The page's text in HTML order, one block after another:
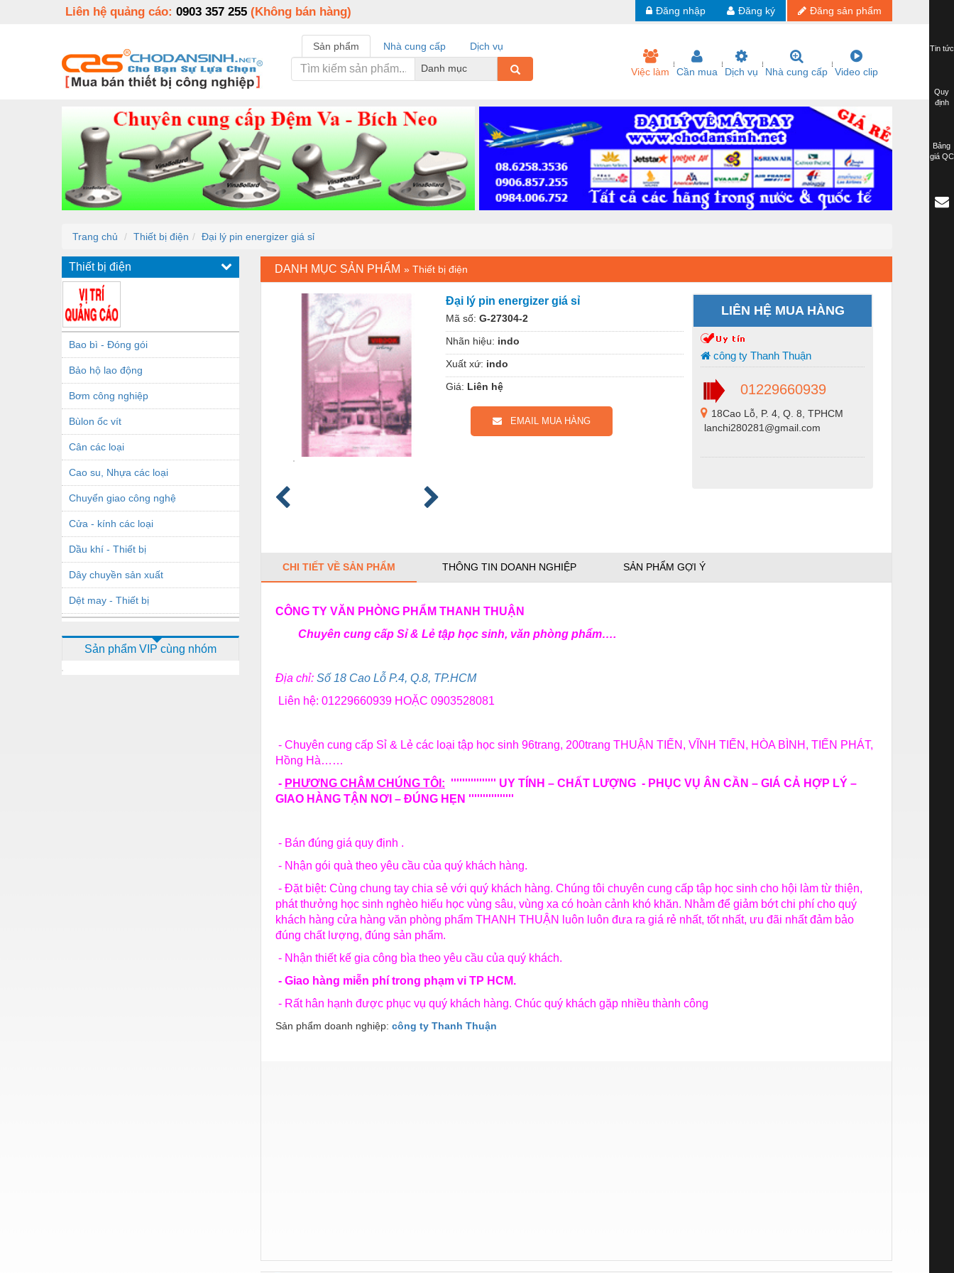
Liên hệ quảng cáo: 0903 357 255 (Không bán hàng) Đăng sản phẩm
Đăng ký
Đăng nhập
Sản phẩm Nhà cung cấp
Dịch vụ
Danh mục
Việc làm Cần mua Dịch vụ Nhà cung cấp Video clip
Trang chủ Thiết bị điện Đại lý pin energizer giá sỉ
Thiết bị điện
Bao bì - Đóng gói
Bảo hộ lao động
Bơm công nghiệp
Bùlon ốc vít
Cân các loại
Cao su, Nhựa các loại
Chuyển giao công nghệ
Cửa - kính các loại
Dầu khí - Thiết bị
Dây chuyền sản xuất
Dệt may - Thiết bị
Dịch vụ - Thi công
Sản phẩm VIP cùng nhóm
DANH MỤC SẢN PHẨM » Thiết bị điện
Đại lý pin energizer giá sỉ
Mã số: G-27304-2
Nhãn hiệu: indo
Xuất xứ: indo
Giá: Liên hệ
EMAIL MUA HÀNG
LIÊN HỆ MUA HÀNG
công ty Thanh Thuận
01229660939
18Cao Lỗ, P. 4, Q. 8, TPHCM
lanchi280281@gmail.com
CHI TIẾT VỀ SẢN PHẨM THÔNG TIN DOANH NGHIỆP SẢN PHẨM GỢI Ý
CÔNG TY VĂN PHÒNG PHẨM THANH THUẬN
Chuyên cung cấp Sỉ & Lẻ tập học sinh, văn phòng phẩm….
Địa chỉ: Số 18 Cao Lỗ P.4, Q.8, TP.HCM
Liên hệ: 01229660939 HOẶC 0903528081
- Chuyên cung cấp Sỉ & Lẻ các loại tập học sinh 96trang, 200trang THUẬN TIẾN, VĨNH TIẾN, HÒA BÌNH, TIẾN PHÁT,
Hồng Hà……
- PH ƯƠNG CHÂM CHÚNG TÔI : '''''''''''''''' UY TÍNH – CHẤT LƯỢNG - PHỤC VỤ ÂN CẦN – GIÁ CẢ HỢP LÝ –
GIAO HÀNG TẬN NƠI – ĐÚNG HẸN ''''''''''''''''
- Bán đúng giá quy định .
- Nhận gói quà theo yêu cầu của quý khách hàng.
- Đặt biệt: Cùng chung tay chia sẻ với quý khách hàng. Chúng tôi chuyên cung cấp tập học sinh cho hội làm từ thiện,
phát thưởng học sinh nghèo hiếu học vùng sâu, vùng xa có hoàn cảnh khó khăn. Nhằm để giảm bớt chi phí cho quý
khách hàng cửa hàng văn phòng phẩm THANH THUẬN luôn luôn đưa ra giá rẻ nhất, tốt nhất, ưu đãi nhất đảm bảo
đúng chất lượng, đúng sản phẩm.
- Nhận thiết kế gia công bìa theo yêu cầu của quý khách.
- Giao hàng miễn phí trong phạm vi TP HCM.
- Rất hân hạnh được phục vụ quý khách hàng. Chúc quý khách gặp nhiều thành công
Sản phẩm doanh nghiệp: công ty Thanh Thuận
Tin tức
Quy
định
Bảng
giá QC